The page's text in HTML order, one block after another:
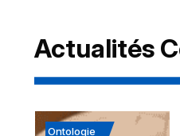
Actualités
Ontologie